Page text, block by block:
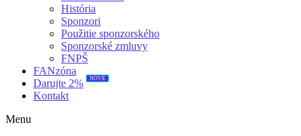
História
Sponzori
Použitie sponzorského
Sponzorské zmluvy
FNPŠ
FANzóna
Darujte 2%
NOVÉ
Kontakt
Menu